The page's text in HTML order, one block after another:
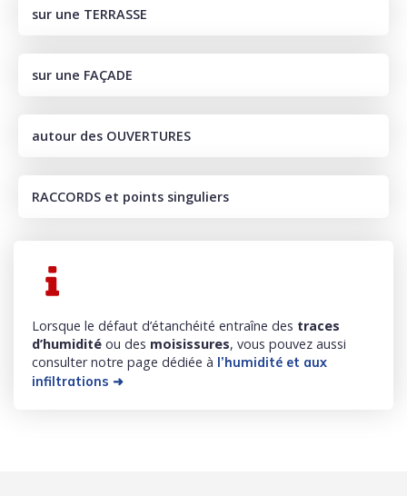
sur une TERRASSE
sur une FAÇADE
autour des OUVERTURES
RACCORDS et points singuliers
Lorsque le défaut d’étanchéité entraîne des traces
d’humidité ou des moisissures, vous pouvez aussi
consulter notre page dédiée à l’humidité et aux
infiltrations ➜